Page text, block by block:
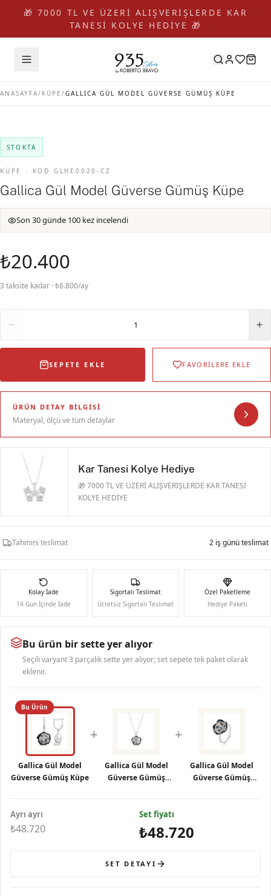
🎁 7000 TL VE ÜZERİ ALIŞVERİŞLERDE KAR
TANESİ KOLYE HEDİYE 🎁
ANASAYFA/ KÜPE /GALLICA GÜL MODEL GÜVERSE GÜMÜŞ KÜPE
STOKTA
KÜPE · KOD GLHE0020-CZ
Gallica Gül Model Güverse Gümüş Küpe
Son 30 günde 100 kez incelendi
₺20.400
3 taksite kadar · ₺6.800/ay
1
SEPETE EKLE FAVORİLERE EKLE
ÜRÜN DETAY BILGISI
Materyal, ölçü ve tüm detaylar
Kar Tanesi Kolye Hediye
🎁 7000 TL VE ÜZERİ ALIŞVERİŞLERDE KAR TANESİ
KOLYE HEDİYE
Tahmini teslimat 2 iş günü teslimat
Kolay İade
14 Gün İçinde İade
Sigortalı Teslimat
Ücretsiz Sigortalı Teslimat
Özel Paketleme
Hediye Paketi
Bu ürün bir sette yer alıyor
Seçili varyant 3 parçalık sette yer alıyor; set sepete tek paket olarak
eklenir.
Bu Ürün
Gallica Gül Model
Güverse Gümüş Küpe
+
Gallica Gül Model
Güverse Gümüş
+
Gallica Gül Model
Güverse Gümüş
Ayrı ayrı
₺48.720
Set fiyatı
₺48.720
SET DETAYI